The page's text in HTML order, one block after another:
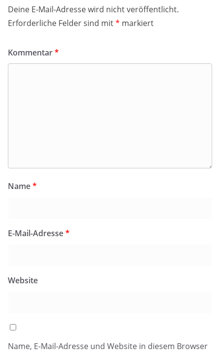
Deine E-Mail-Adresse wird nicht veröffentlicht.
Erforderliche Felder sind mit* markiert
Kommentar*
Name*
E-Mail-Adresse*
Website
Name, E-Mail-Adresse und Website in diesem Browser